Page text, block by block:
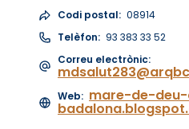
Codi postal: 08914
Telèfon: 93 383 33 52
Correu electrònic:
Web: mare-de-